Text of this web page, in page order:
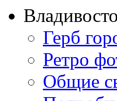
Герб
Ретро
Общие